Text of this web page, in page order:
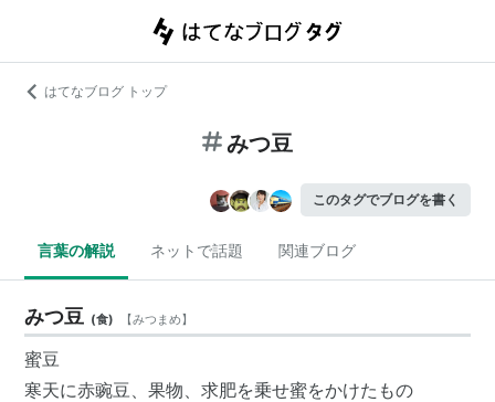
はてなブログ トップ
みつ豆
このタグでブログを書く
言葉の解説 ネットで話題 関連ブログ
みつ豆 (食) 【みつまめ】
蜜豆
寒天に赤豌豆、果物、求肥を乗せ蜜をかけたもの